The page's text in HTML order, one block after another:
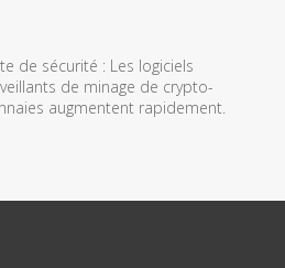
de sécurité : Les logiciels
de minage de crypto-
augmentent rapidement.